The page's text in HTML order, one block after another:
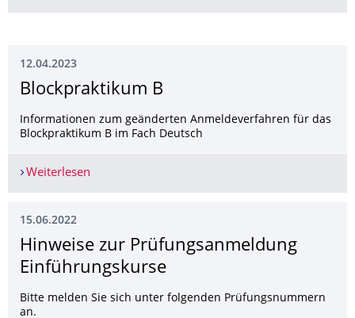
12.04.2023
Blockpraktikum B
Informationen zum geänderten Anmeldeverfahren für das
Blockpraktikum B im Fach Deutsch
Weiterlesen
15.06.2022
Hinweise zur Prüfungsanmeldung
Einführungskurse
Bitte melden Sie sich unter folgenden Prüfungsnummern
an.